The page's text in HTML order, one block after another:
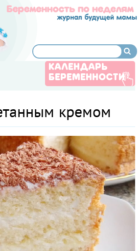
КАЛЕНДАРЬ
БЕРЕМЕННОСТИ
кремом